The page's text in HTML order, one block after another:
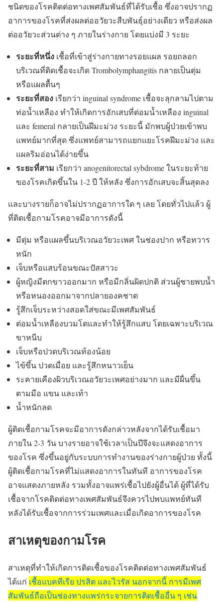
ชนิดของโรคติดต่อทางเพศสัมพันธ์ที่ได้รับเชื้อ ซึ่งอาจปรากฏ
อาการของโรคที่ส่งผลต่ออวัยวะสืบพันธุ์อย่างเดียว หรือส่งผล
ต่ออวัยวะส่วนต่าง ๆ ภายในร่างกาย โดยแบ่งมี 3 ระยะ
ระยะที่หนึ่ง เชื้อที่เข้าสู่ร่างกายทางรอยแผล รอยถลอก
บริเวณที่ติดเชื้อจะเกิด Trombolymphangitis กลายเป็นตุ่ม
หรือแผลตื้นๆ
ระยะที่สอง เรียกว่า inguinal syndrome เชื้อจะลุกลามไปตาม
ท่อน้ำเหลือง ทำให้เกิดการอักเสบที่ต่อมน้ำเหลือง inguinal
และ femeral กลายเป็นฝีมะม่วง ระยะนี้ มักพบผู้ป่วยเข้าพบ
แพทย์มากที่สุด ซึ่งแพทย์สามารถแยกแยะโรคฝีมะม่วง และ
แผลริมอ่อนได้ง่ายขึ้น
ระยะที่สาม เรียกว่า anogenitorectal sybdrome ในระยะท้าย
ของโรคเกิดขึ้นใน 1-2 ปี ให้หลัง ซึ่งการอักเสบจะสิ้นสุดลง
และบางรายก็อาจไม่ปรากฏอาการใด ๆ เลย โดยทั่วไปแล้ว ผู้
ที่ติดเชื้อกามโรคอาจมีอาการดังนี้
มีตุ่ม หรือแผลขึ้นบริเวณอวัยวะเพศ ในช่องปาก หรือทวาร
หนัก
เจ็บหรือแสบร้อนขณะปัสสาวะ
ผู้หญิงมีตกขาวออกมาก หรือมีกลิ่นผิดปกติ ส่วนผู้ชายพบน้ำ
หรือหนองออกมาจากปลายองคชาต
รู้สึกเจ็บระหว่างสอดใส่ขณะมีเพศสัมพันธ์
ต่อมน้ำเหลืองบวมโตและทำให้รู้สึกแสบ โดยเฉพาะบริเวณ
ขาหนีบ
เจ็บหรือปวดบริเวณท้องน้อย
ไข้ขึ้น ปวดเมื่อย และรู้สึกหนาวเย็น
ระคายเคืองผิวบริเวณอวัยวะเพศอย่างมาก และมีผื่นขึ้น
ตามมือ แขน และเท้า
น้ำหนักลด
ผู้ติดเชื้อกามโรคจะมีอาการดังกล่าวหลังจากได้รับเชื้อมา
ภายใน 2-3 วัน บางรายอาจใช้เวลาเป็นปีจึงจะแสดงอาการ
ของโรค ซึ่งขึ้นอยู่กับระบบการทำงานของร่างกายผู้ป่วย ทั้งนี้
ผู้ติดเชื้อกามโรคที่ไม่แสดงอาการในทันที อาการของโรค
อาจแสดงภายหลัง รวมทั้งอาจแพร่เชื้อไปยังผู้อื่นได้ ผู้ที่ได้รับ
เชื้อจากโรคติดต่อทางเพศสัมพันธ์จึงควรไปพบแพทย์ทันที
หลังได้รับเชื้อจากการร่วมเพศและเมื่อเกิดอาการของโรค
สาเหตุของกามโรค
สาเหตุที่ทำให้เกิดการติดเชื้อของโรคติดต่อทางเพศสัมพันธ์
ได้แก่ เชื้อแบคทีเรีย ปรสิต และไวรัส นอกจากนี้ การมีเพศ
สัมพันธ์ถือเป็นช่องทางแพร่กระจายการติดเชื้ออื่น ๆ เช่น